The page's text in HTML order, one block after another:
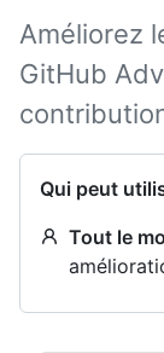
Améliorez
GitHub
Qui peut
Tout le